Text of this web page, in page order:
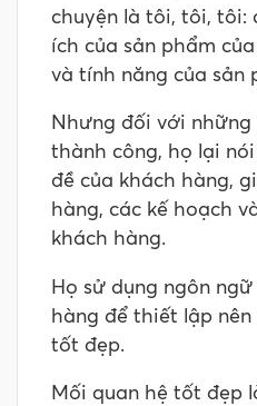
chuyện là tôi, tôi, tôi:
ích của sản phẩm
và tính năng của sản
Nhưng đối với
thành công, họ lại
đề của khách hàng,
hàng, các kế hoạch
khách hàng.
Họ sử dụng ngôn
hàng để thiết lập
tốt đẹp.
Mối quan hệ tốt đẹp